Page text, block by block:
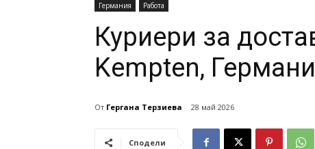
Германия Работа
Куриери за
Kempten,
От Гергана Терзиева 28 май 2026
Сподели